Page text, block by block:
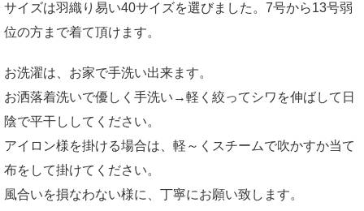
サイズは羽織り易い40サイズを選びました。7号から13号弱
位の方まで着て頂けます。
お洗濯は、お家で手洗い出来ます。
お洒落着洗いで優しく手洗い→軽く絞ってシワを伸ばして日
陰で平干ししてください。
アイロン様を掛ける場合は、軽～くスチームで吹かすか当て
布をして掛けてください。
風合いを損なわない様に、丁寧にお願い致します。